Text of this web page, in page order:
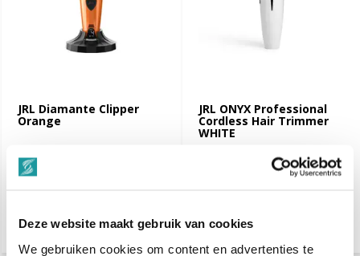
Deze website maakt gebruik van cookies
We gebruiken cookies om content en advertenties te
JRL Diamante Clipper
Orange
€ 205,70
JRL ONYX Professional
Cordless Hair Trimmer
WHITE